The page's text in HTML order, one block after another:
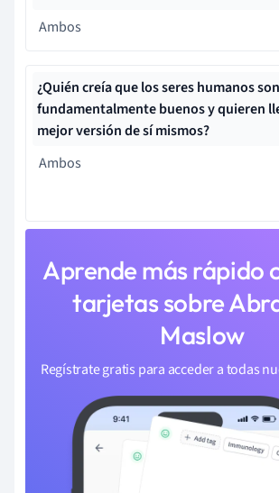
Ambos
¿Quién creíaque los seres humanos son
fundamentalmente buenos y quieren
mejor versión de sí mismos?
Ambos
Aprende más rápido
tarjetas sobre
Maslow
Regístrate gratis para acceder a todas